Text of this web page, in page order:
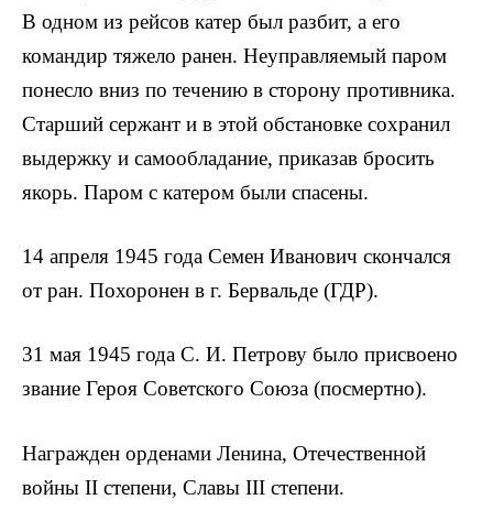
В одном из рейсов катер был разбит, а его
командир тяжело ранен. Неуправляемый паром
понесло вниз по течению в сторону противника.
Старший сержант и в этой обстановке сохранил
выдержку и самообладание, прика­зав бросить
якорь. Паром с катером были спасены.
14 апреля 1945 года Семен Иванович скончался
от ран. Похоронен в г. Бервальде (ГДР).
31 мая 1945 года С. И. Петрову было присвоено
звание Героя Советского Союза (посмертно).
Награжден орденами Ленина, Отечественной
войны II степени, Славы III степени.